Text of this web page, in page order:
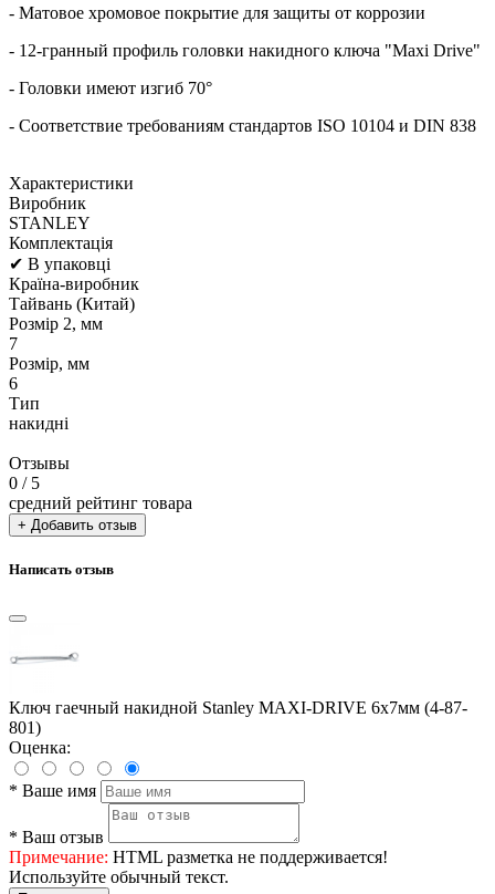
- Матовое хромовое покрытие для защиты от коррозии
- 12-гранный профиль головки накидного ключа "Maxi Drive"
- Головки имеют изгиб 70°
- Соответствие требованиям стандартов ISO 10104 и DIN 838
Характеристики
Виробник
STANLEY
Комплектація
✔ В упаковці
Країна-виробник
Тайвань (Китай)
Розмір 2, мм
7
Розмір, мм
6
Тип
накидні
Отзывы
0 / 5
средний рейтинг товара
+ Добавить отзыв
Написать отзыв
Ключ гаечный накидной Stanley MAXI-DRIVE 6х7мм (4-87-
801)
Оценка:
* Ваше имя
* Ваш отзыв
Примечание: HTML разметка не поддерживается!
Используйте обычный текст.